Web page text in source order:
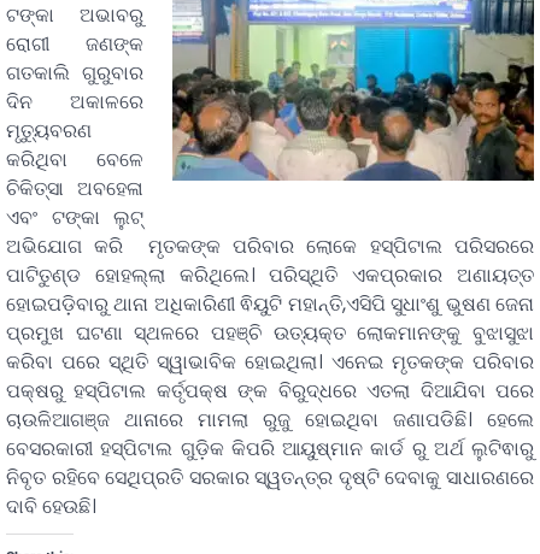
ଟଙ୍କା ଅଭାବରୁ
ରୋଗୀ ଜଣଙ୍କ
ଗତକାଲି ଗୁରୁବାର
ଦିନ ଅକାଳରେ
ମୃତ୍ୟୁବରଣ
କରିଥିବା ବେଳେ
ଚିକିତ୍ସା ଅବହେଳା
ଏବଂ ଟଙ୍କା ଲୁଟ୍
ଅଭିଯୋଗ କରି ମୃତକଙ୍କ ପରିବାର ଲୋକେ ହସ୍ପିଟାଲ ପରିସରରେ
ପାଟିତୁଣ୍ଡ ହୋହଲ୍ଲା କରିଥିଲେ। ପରିସ୍ଥିତି ଏକପ୍ରକାର ଅଣାୟତ୍ତ
ହୋଇପଡ଼ିବାରୁ ଥାନା ଅଧିକାରିଣୀ ଵିୟୁଟି ମହାନ୍ତି,ଏସିପି ସୁଧାଂଶୁ ଭୁଷଣ ଜେନା
ପ୍ରମୁଖ ଘଟଣା ସ୍ଥଳରେ ପହଞ୍ଚି ଉତ୍ୟକ୍ତ ଲୋକମାନଙ୍କୁ ବୁଝାସୁଝା
କରିବା ପରେ ସ୍ଥିତି ସ୍ୱାଭାବିକ ହୋଇଥିଲା। ଏନେଇ ମୃତକଙ୍କ ପରିବାର
ପକ୍ଷରୁ ହସ୍ପିଟାଲ କର୍ତୃପକ୍ଷ ଙ୍କ ବିରୁଦ୍ଧରେ ଏତଲା ଦିଆଯିବା ପରେ
ଚାଉଳିଆଗଞ୍ଜ ଥାନାରେ ମାମଲା ରୁଜୁ ହୋଇଥିବା ଜଣାପଡିଛି। ହେଲେ
ବେସରକାରୀ ହସ୍ପିଟାଲ ଗୁଡ଼ିକ କିପରି ଆୟୁଷ୍ମାନ କାର୍ଡ ରୁ ଅର୍ଥ ଲୁଟିଵାରୁ
ନିବୃତ ରହିବେ ସେଥିପ୍ରତି ସରକାର ସ୍ୱତନ୍ତ୍ର ଦୃଷ୍ଟି ଦେବାକୁ ସାଧାରଣରେ
ଦାବି ହେଉଛି।